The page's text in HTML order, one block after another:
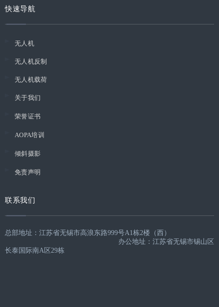
快速导航
无人机
无人机反制
无人机载荷
关于我们
荣誉证书
AOPA培训
倾斜摄影
免责声明
联系我们
总部地址：江苏省无锡市高浪东路999号A1栋2楼（西）
办公地址：江苏省无锡市锡山区
长泰国际南A区29栋